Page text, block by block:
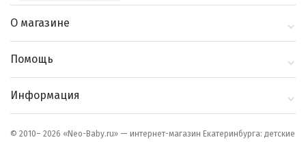
О магазине
Блог
Помощь
Информация
© 2010– 2026 «Neo-Baby.ru» — интернет-магазин Екатеринбурга: детские